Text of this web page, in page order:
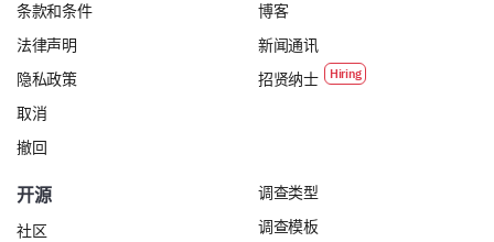
条款和条件
法律声明
隐私政策
取消
撤回
博客
新闻通讯
招贤纳士
开源
社区
调查类型
调查模板